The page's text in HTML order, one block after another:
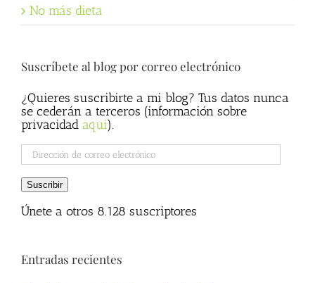
No más dieta
Suscríbete al blog por correo electrónico
¿Quieres suscribirte a mi blog? Tus datos nunca
se cederán a terceros (información sobre
privacidad aqui).
Dirección
de
correo
electrónico
Suscribir
Únete a otros 8.128 suscriptores
Entradas recientes